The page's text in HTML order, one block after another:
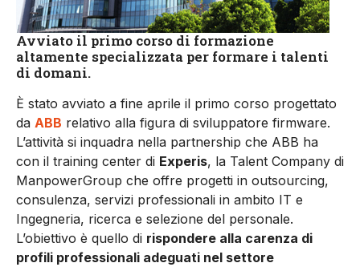
Avviato il primo corso di formazione
altamente specializzata per formare i talenti
di domani.
È stato avviato a fine aprile il primo corso progettato
da ABB relativo alla figura di sviluppatore firmware.
L’attività si inquadra nella partnership che ABB ha
con il training center di Experis, la Talent Company di
ManpowerGroup che offre progetti in outsourcing,
consulenza, servizi professionali in ambito IT e
Ingegneria, ricerca e selezione del personale.
L’obiettivo è quello di rispondere alla carenza di
profili professionali adeguati nel settore